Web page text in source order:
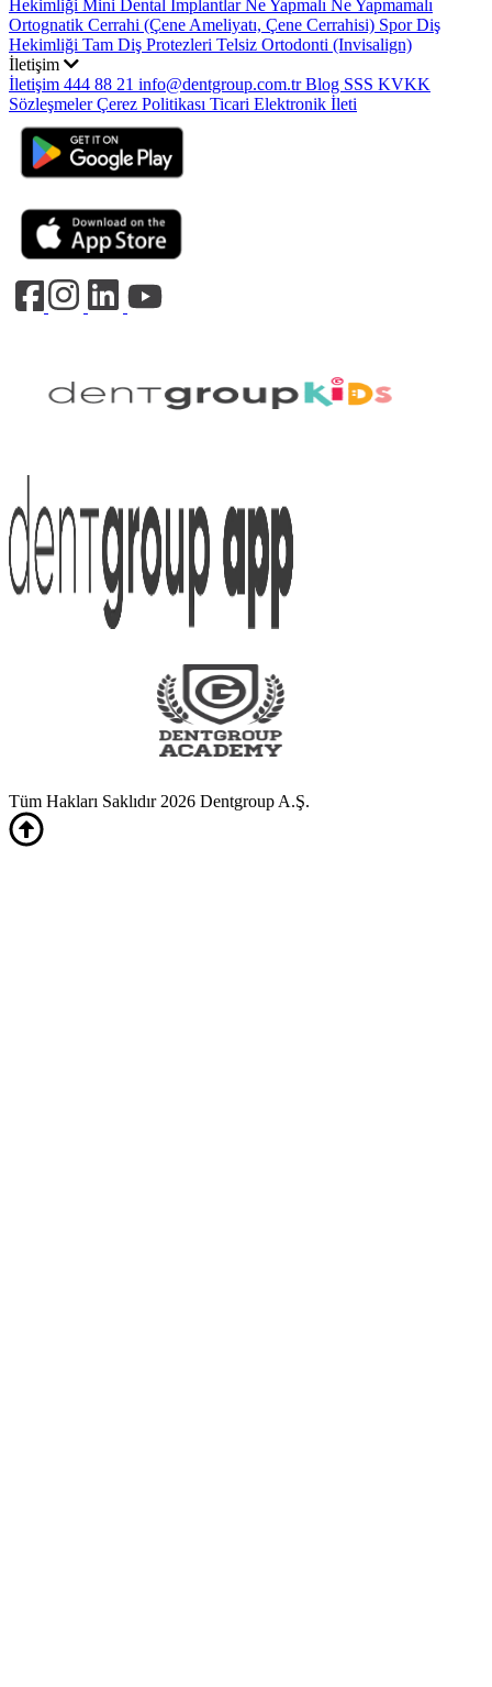
Hekimliği Mini Dental Implantlar Ne Yapmalı Ne Yapmamalı
Ortognatik Cerrahi (Çene Ameliyatı, Çene Cerrahisi) Spor Diş
Hekimliği Tam Diş Protezleri Telsiz Ortodonti (Invisalign)
İletişim
İletişim 444 88 21 info@dentgroup.com.tr Blog SSS KVKK
SözleşmelerÇerez Politikası Ticari Elektronik İleti
Tüm Hakları Saklıdır 2026 Dentgroup A.Ş.